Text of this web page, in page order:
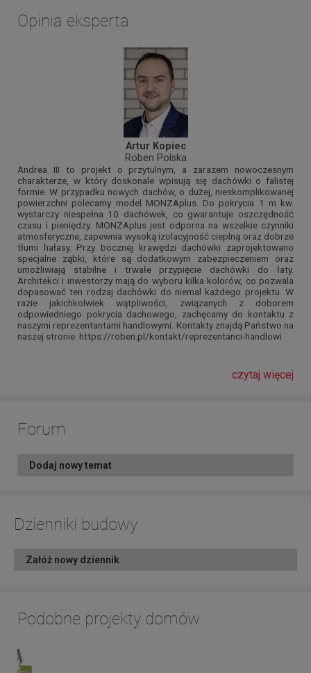
Opinia eksperta
Artur Kopiec
Röben Polska
Andrea III to projekt o przytulnym, a zarazem nowoczesnym
charakterze, w który doskonale wpisują się dachówki o falistej
formie. W przypadku nowych dachów, o dużej, nieskomplikowanej
powierzchni polecamy model MONZAplus. Do pokrycia 1 m kw.
wystarczy niespełna 10 dachówek, co gwarantuje oszczędność
czasu i pieniędzy. MONZAplus jest odporna na wszelkie czynniki
atmosferyczne, zapewnia wysoką izolacyjność cieplną oraz dobrze
tłumi hałasy. Przy bocznej krawędzi dachówki zaprojektowano
specjalne ząbki, które są dodatkowym zabezpieczeniem oraz
umożliwiają stabilne i trwałe przypięcie dachówki do łaty.
Architekci i inwestorzy mają do wyboru kilka kolorów, co pozwala
dopasować ten rodzaj dachówki do niemal każdego projektu. W
razie jakichkolwiek wątpliwości, związanych z doborem
odpowiedniego pokrycia dachowego, zachęcamy do kontaktu z
naszymi reprezentantami handlowymi. Kontakty znajdą Państwo na
naszej stronie: https://roben.pl/kontakt/reprezentanci-handlowi
czytaj więcej
Forum
Dodaj nowy temat
Dzienniki budowy
Załóż nowy dziennik
Podobne projekty domów